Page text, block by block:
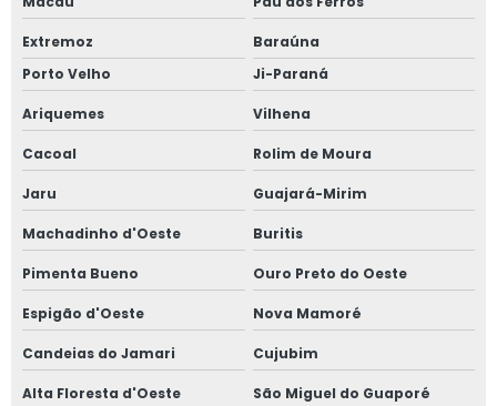
Extremoz
Baraúna
Porto Velho
Ji-Paraná
Ariquemes Vilhena
Cacoal Rolim de Moura
Jaru Guajará-Mirim
Machadinho d'Oeste Buritis
Pimenta Bueno Ouro Preto do Oeste
Espigão d'Oeste Nova Mamoré
Candeias do Jamari Cujubim
Alta Floresta d'Oeste São Miguel do Guaporé